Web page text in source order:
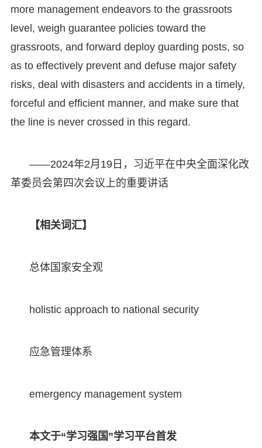
more management endeavors to the grassroots
level, weigh guarantee policies toward the
grassroots, and forward deploy guarding posts, so
as to effectively prevent and defuse major safety
risks, deal with disasters and accidents in a timely,
forceful and efficient manner, and make sure that
the line is never crossed in this regard.
——2024年2月19日，习近平在中央全面深化改
革委员会第四次会议上的重要讲话
【相关词汇】
总体国家安全观
holistic approach to national security
应急管理体系
emergency management system
本文于“学习强国”学习平台首发